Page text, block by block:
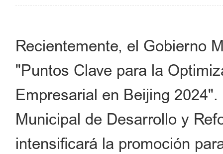
Recientemente, el Gobierno
"Puntos Clave para la
Empresarial en Beijing
Municipal de Desarrollo y
intensificará la promoción